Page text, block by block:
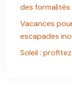
des formalités
Vacances
escapades
Soleil :